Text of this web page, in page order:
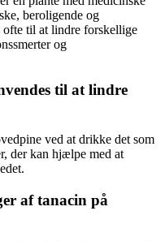
beroligende og
ofte til at lindre forskellige
og
til at lindre
ved at drikke det som
der kan hjælpe med at
af tanacin på